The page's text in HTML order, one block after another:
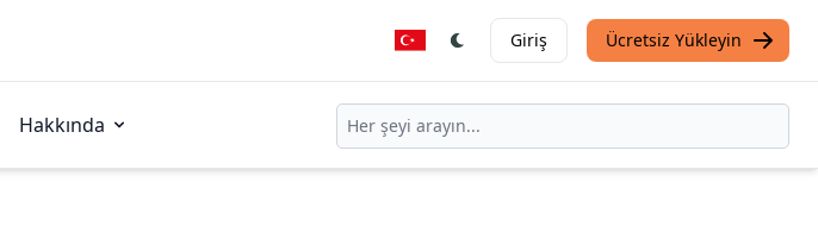
Giriş Ücretsiz Yükleyin
Hakkında